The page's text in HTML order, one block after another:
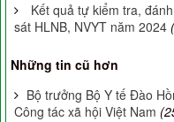
Kết quả tự kiểm tra,
sát HLNB, NVYT năm 2024
Những tin cũ hơn
Bộ trưởng Bộ Y tế Đào
Công tác xã hội Việt Nam